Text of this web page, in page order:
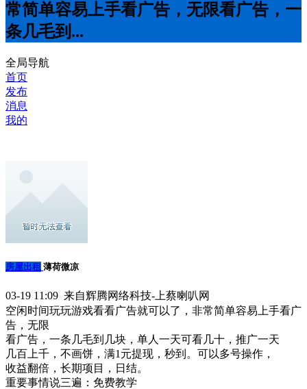
常简单容易上手看广告，无限看广告，一
条几毛到...
全局导航
首页
发布
消息
我的
房屋出租 薄荷微凉
03-19 11:09 来自辉腾网络科技-上蔡喇叭网
空闲时间玩玩游戏看看广告就可以了，非常简单容易上手看广
告，无限
看广告，一条几毛到几块，单人一天可看几十，推广一天
几百上千，不画饼，满1元提现，秒到。可以多号操作，
收益翻倍，长期项目，日结。
重要事情说三遍：免费教学